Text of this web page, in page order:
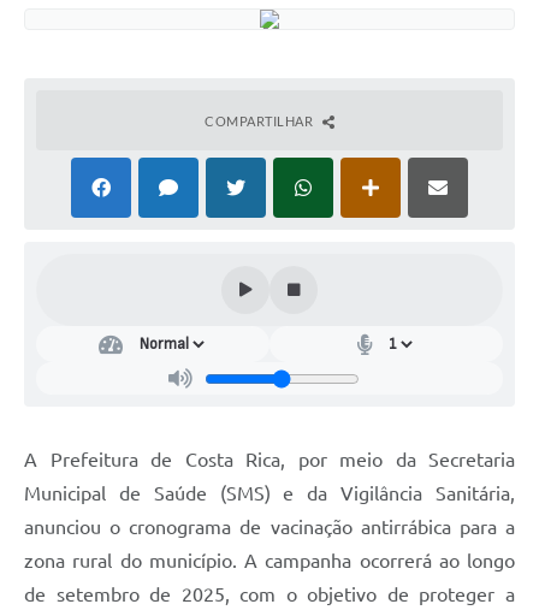
COMPARTILHAR
A Prefeitura de Costa Rica, por meio da Secretaria
Municipal de Saúde (SMS) e da Vigilância Sanitária,
anunciou o cronograma de vacinação antirrábica para a
zona rural do município. A campanha ocorrerá ao longo
de setembro de 2025, com o objetivo de proteger a